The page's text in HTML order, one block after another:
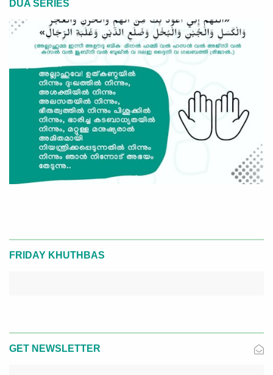
DUA SERIES
FRIDAY KHUTHBAS
GET NEWSLETTER